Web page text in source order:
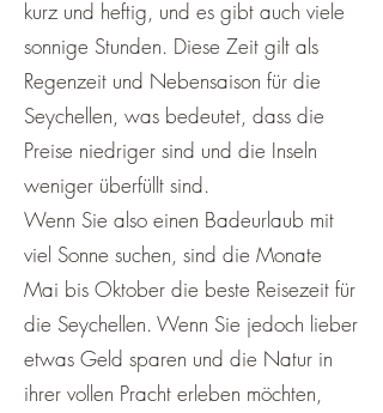
kurz und heftig, und es gibt auch viele
sonnige Stunden. Diese Zeit gilt als
Regenzeit und Nebensaison für die
Seychellen, was bedeutet, dass die
Preise niedriger sind und die Inseln
weniger überfüllt sind.
Wenn Sie also einen Badeurlaub mit
viel Sonne suchen, sind die Monate
Mai bis Oktober die beste Reisezeit für
die Seychellen. Wenn Sie jedoch lieber
etwas Geld sparen und die Natur in
ihrer vollen Pracht erleben möchten,